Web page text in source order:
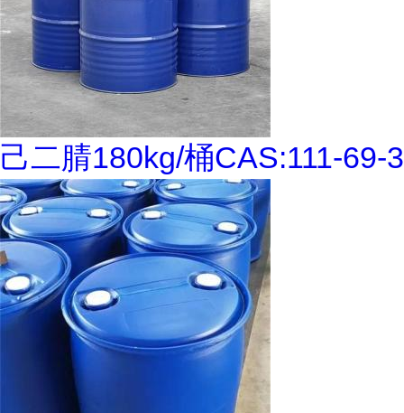
己二腈180kg/桶CAS:111-69-3